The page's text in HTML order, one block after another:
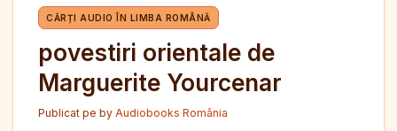
CĂRȚI AUDIO ÎN LIMBA ROMÂNĂ
povestiri orientale de
Marguerite Yourcenar
Publicat pe by Audiobooks România